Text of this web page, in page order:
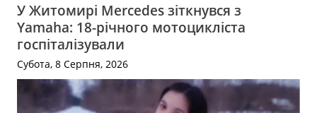
У Житомирі Mercedes зіткнувся з
Yamaha: 18-річного мотоцикліста
госпіталізували
Субота, 8 Серпня, 2026